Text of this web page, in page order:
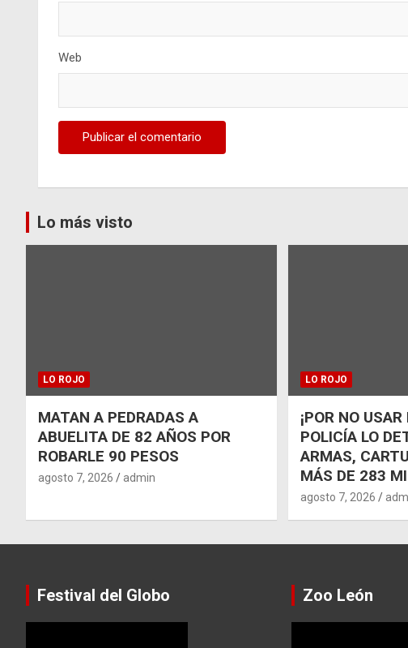
Web
Lo más visto
LO ROJO
MATAN A PEDRADAS A
ABUELITA DE 82 AÑOS POR
ROBARLE 90 PESOS
agosto 7, 2026 admin
LO ROJO
¡POR NO
POLICÍA LO
ARMAS,
MÁS DE 283
agosto 7, 2026
Festival del Globo Zoo León